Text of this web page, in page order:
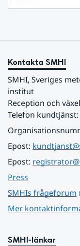
Kontakta SMHI
SMHI, Sveriges
institut
Reception och
Telefon kundtjänst:
Epost:
Epost:
Press
SMHIs frågeforum
Mer
SMHI-länkar